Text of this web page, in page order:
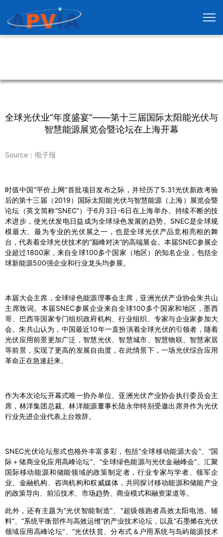
全球光伏业“年度盛宴”——第十三届国际太阳能光伏与
智慧能源展览会暨论坛在上海开幕
Source：电子报
时值中国“平价上网”首批项目发布之际，并经历了5.31光伏新政考验
后的第十三届（2019）国际太阳能光伏与智慧能源（上海）展览会暨
论坛（英文简称“SNEC”）于6月3日-6日在上海举办。持续不断的技
术进步，使光伏发电日益成为全球绿色发展的趋势。SNEC是全球规
模最大、最为专业的光伏展之一，也是全球光伏产品竞相亮相的舞
台，代表着全球光伏技术的“巅峰对决”的高端展会。本届SNEC参展企
业超过1800家，来自全球100多个国家（地区）的知名企业，包括全
球新能源500强企业和行业龙头均参展。
本届大会主席，全球绿色能源理事会主席，亚洲光伏产业协会朱共山
主席致词。本届SNEC参展企业来自全球100多个国家和地区，墨西
哥、巴西等国家专门组织政府机构、行业组织、专家与企业家参加大
会。朱共山认为，中国最近10年一直扮演着全球光伏的引领者，随着
光伏应用前景更加广泛，智慧光伏、智慧城市、智慧物联、智慧家居
等前景，实现了更高的发展自由度，在此情景下，一场光伏综合应用
革命正在急速赶来。
作为本次论坛开幕式唯一协办单位、亚洲光伏产业协会执行委员会主
席，林洋集团总裁、林洋能源董事长陆永华特别受邀出席并作为光伏
行业先进企业代表上台致辞。
SNEC光伏论坛形式也格外丰富多彩，包括“全球移动能源大会”、“国
际＋储商业化应用高峰论坛”、“全球绿色能源与光伏金融峰会”、汇聚
国际移动能源和储能领域的政策制定者，行业专家与学者、领军企
业、金融机构、咨询机构和权威媒体，共同探讨移动能源和储能产业
的政策导向、前沿技术、市场趋势、商业模式和融资渠道等。
此外，还有主题为“光伏智能制造”、“超级领跑者高效太阳电池、辅
料”、“系统平衡部件与高效运维”的产业技术论坛，以及“石墨烯在光伏
领域应用高峰论坛”、“光伏扶贫、分布式＆户用系统与岛屿能源技术